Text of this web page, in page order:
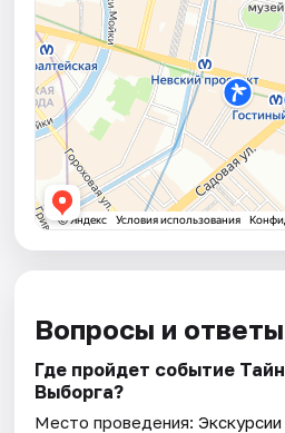
Вопросы и ответы
Где пройдет событие
Выборга?
Место проведения: